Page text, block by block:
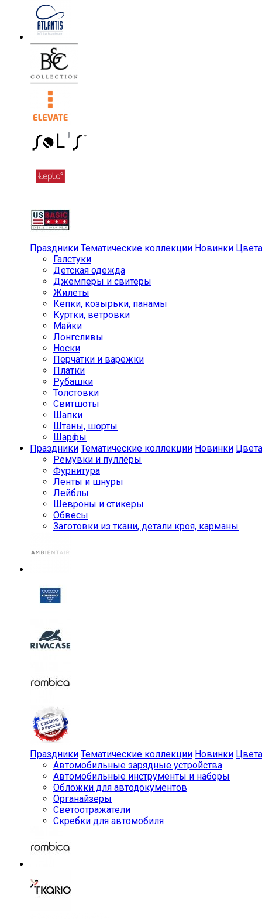
Праздники Тематические коллекции Новинки Цвета
Галстуки
Детская одежда
Джемперы и свитеры
Жилеты
Кепки, козырьки, панамы
Куртки, ветровки
Майки
Лонгсливы
Носки
Перчатки и варежки
Платки
Рубашки
Толстовки
Свитшоты
Шапки
Штаны, шорты
Шарфы
Праздники Тематические коллекции Новинки Цвета
Ремувки и пуллеры
Фурнитура
Ленты и шнуры
Лейблы
Шевроны и стикеры
Обвесы
Заготовки из ткани, детали кроя, карманы
Праздники Тематические коллекции Новинки Цвета
Автомобильные зарядные устройства
Автомобильные инструменты и наборы
Обложки для автодокументов
Органайзеры
Светоотражатели
Скребки для автомобиля